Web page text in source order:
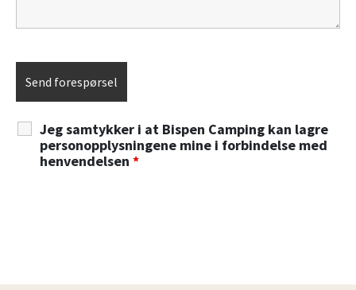
Jeg samtykker i at Bispen Camping kan lagre
personopplysningene mine i forbindelse med
henvendelsen *